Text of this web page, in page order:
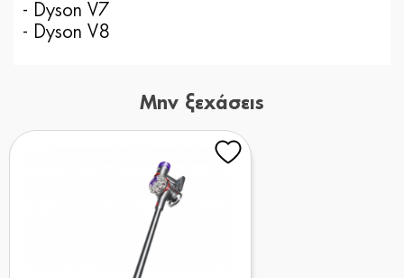
- Dyson V7
- Dyson V8
Μην ξεχάσεις